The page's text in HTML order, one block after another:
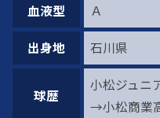
血液型 Ａ
出身地 石川県
球歴
小松ジュニ
→小松商業